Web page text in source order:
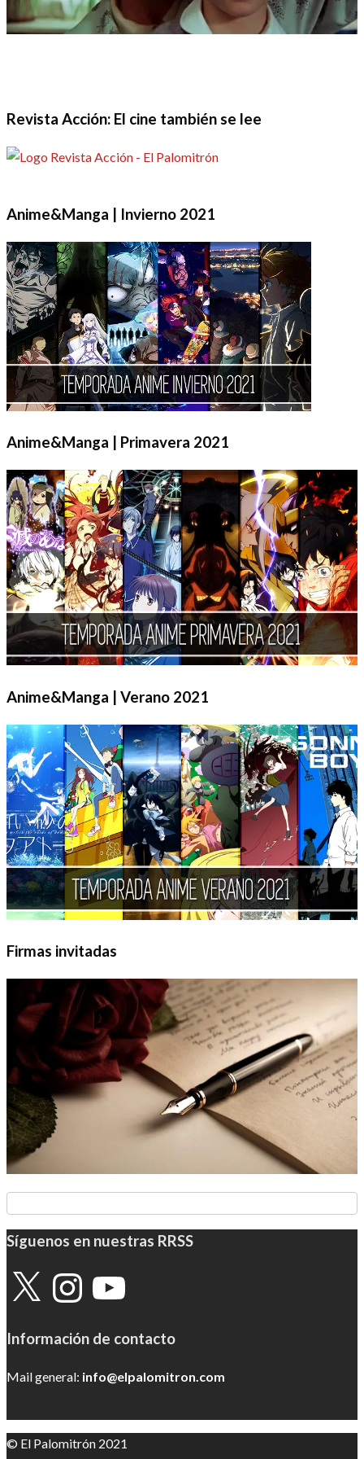
Revista Acción: El cine también se lee
Anime&Manga | Invierno 2021
Anime&Manga | Primavera 2021
Anime&Manga | Verano 2021
Firmas invitadas
Síguenos en nuestras RRSS
X InstagramYouTube
Información de contacto
Mail general: info@elpalomitron.com
© El Palomitrón 2021